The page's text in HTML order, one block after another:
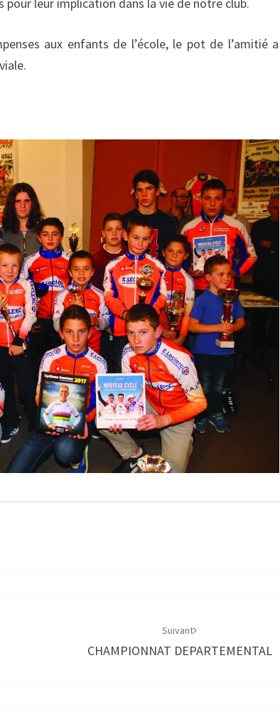
aux enfants de l’école, le pot de l’amitié a
Suivant
CHAMPIONNAT DEPARTEMENTAL